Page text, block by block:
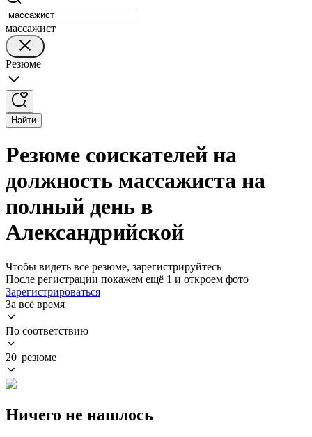
массажист
Резюме
Найти
Резюме соискателей на
должность массажиста на
полный день в
Александрийской
Чтобы видеть все резюме, зарегистрируйтесь
После регистрации покажем ещё 1 и откроем фото
Зарегистрироваться
За всё время
По соответствию
20 резюме
Ничего не нашлось